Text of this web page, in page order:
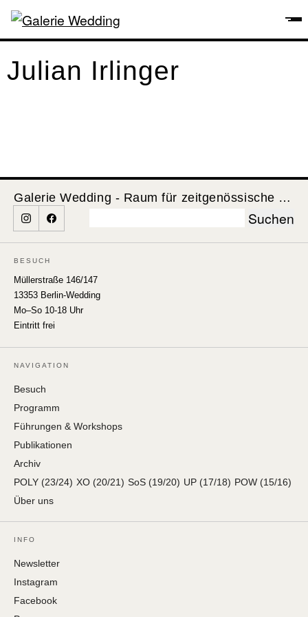
Julian Irlinger
Galerie Wedding - Raum für zeitgenössische Kunst
BESUCH
Müllerstraße 146/147
13353 Berlin-Wedding
Mo–So 10-18 Uhr
Eintritt frei
NAVIGATION
Besuch
Programm
Führungen & Workshops
Publikationen
Archiv
POLY (23/24) XO (20/21) SoS (19/20) UP (17/18) POW (15/16)
Über uns
INFO
Newsletter
Instagram
Facebook